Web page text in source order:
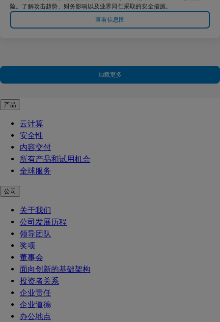
险。了解攻击趋势、财务影响以及业界同仁采取的安全措施。
查看信息图
加载更多
产品
云计算
安全性
内容交付
所有产品和试用机会
全球服务
公司
关于我们
公司发展历程
领导团队
奖项
董事会
面向创新的基础架构
投资者关系
企业责任
企业道德
办公地点